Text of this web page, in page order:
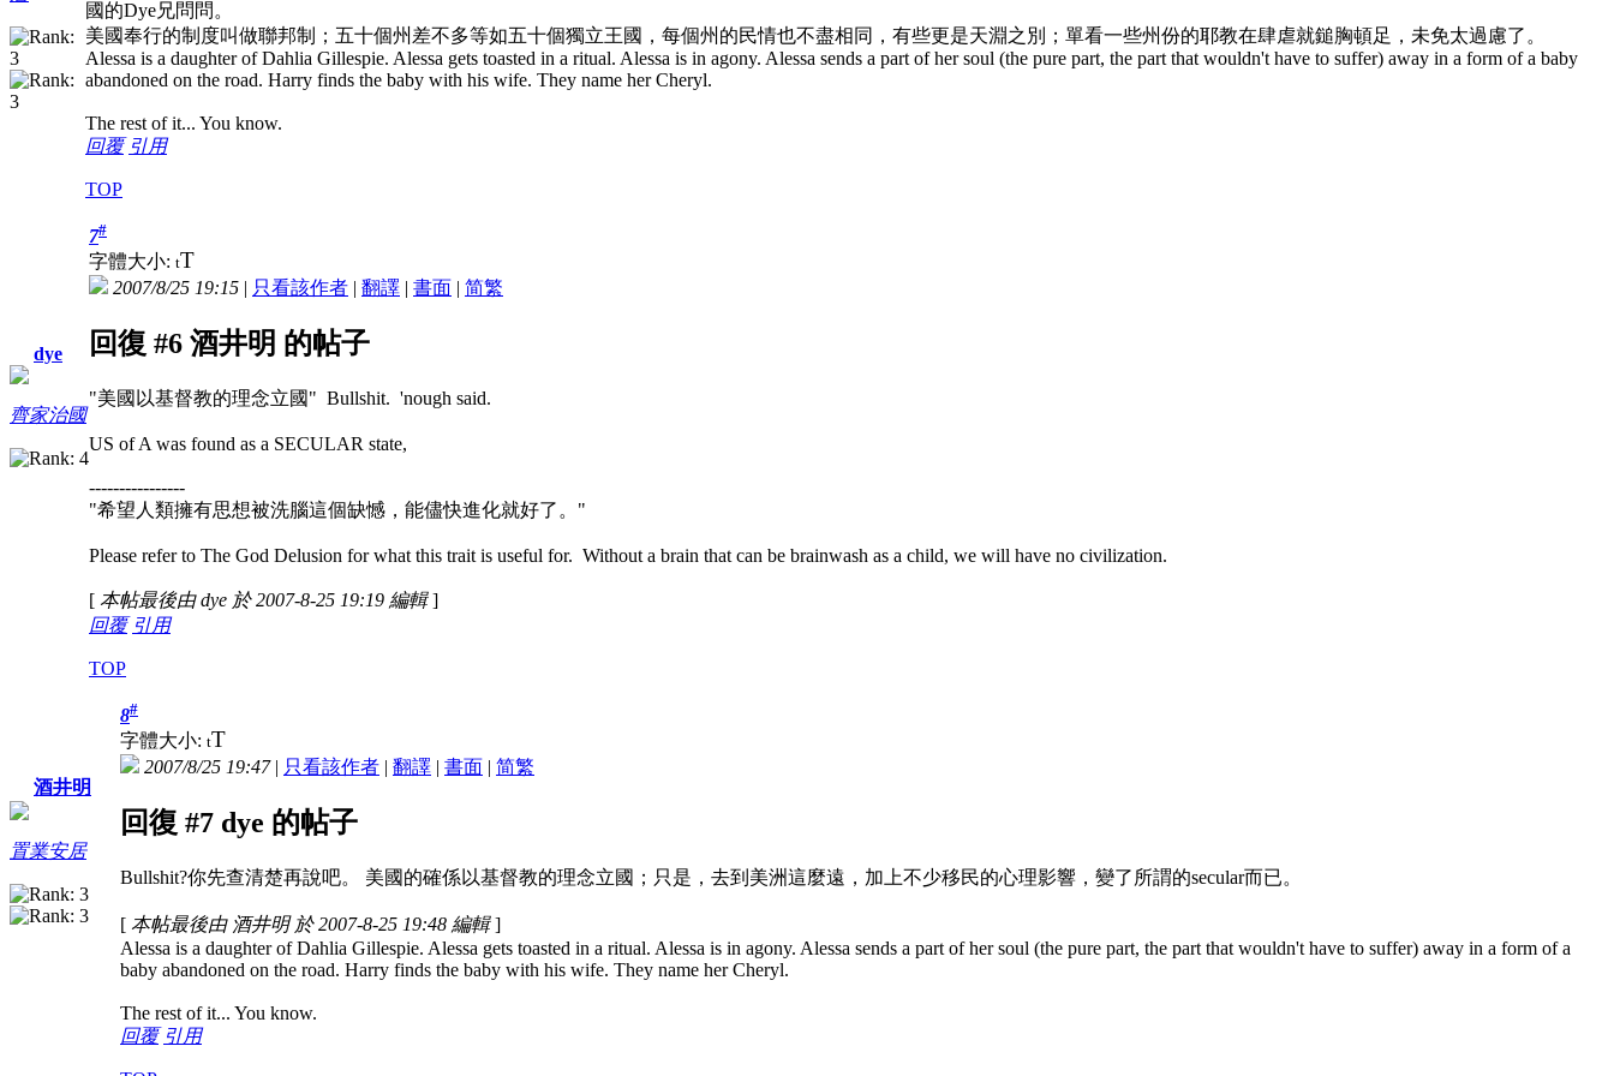
國的Dye兄問問。
美國奉行的制度叫做聯邦制；五十個州差不多等如五十個獨立王國，每個州的民情也不盡相同，有些更是天淵之別；單看一些州份的耶教在肆虐就鎚胸頓足，未免太過慮了。
Alessa is a daughter of Dahlia Gillespie. Alessa gets toasted in a ritual. Alessa is in agony. Alessa sends a part of her soul (the pure part, the part that wouldn't have to suffer) away in a form of a baby
abandoned on the road. Harry finds the baby with his wife. They name her Cheryl.
The rest of it... You know.
回覆 引用
TOP
dye
齊家治國
7#
字體大小: tT
2007/8/25 19:15 | 只看該作者 | 翻譯 | 書面 | 简繁
回復 #6 酒井明 的帖子
"美國以基督教的理念立國" Bullshit. 'nough said.
US of A was found as a SECULAR state,
----------------
"希望人類擁有思想被洗腦這個缺憾，能儘快進化就好了。"
Please refer to The God Delusion for what this trait is useful for. Without a brain that can be brainwash as a child, we will have no civilization.
[ 本帖最後由 dye 於 2007-8-25 19:19 編輯]
回覆 引用
TOP
酒井明
置業安居
8#
字體大小: tT
2007/8/25 19:47| 只看該作者 | 翻譯 | 書面 | 简繁
回復 #7 dye 的帖子
Bullshit?你先查清楚再說吧。 美國的確係以基督教的理念立國；只是，去到美洲這麼遠，加上不少移民的心理影響，變了所謂的secular而已。
[ 本帖最後由 酒井明 於 2007-8-25 19:48 編輯]
Alessa is a daughter of Dahlia Gillespie. Alessa gets toasted in a ritual. Alessa is in agony. Alessa sends a part of her soul (the pure part, the part that wouldn't have to suffer) away in a form of a
baby abandoned on the road. Harry finds the baby with his wife. They name her Cheryl.
The rest of it... You know.
回覆 引用